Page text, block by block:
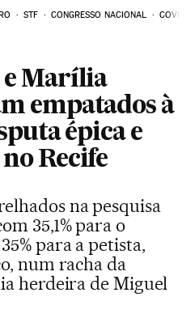
STF CONGRESSO NACIONAL COVID-
e Marília
empatados à
épica e
Recife
na pesquisa
35,1% para o
para a petista,
num racha da
herdeira de Miguel